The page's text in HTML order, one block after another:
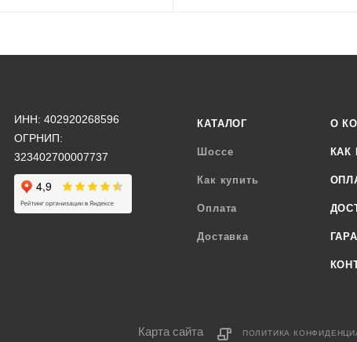
ИНН: 402920268596
ОГРНИП:
323402700007737
КАТАЛОГ
Шоссе
Как купить
Оплата
Доставка
О
КАК
Карта сайта ПОЛИТИКА